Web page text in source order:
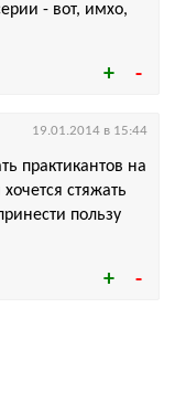
- вот, имхо,
практикантов на
стяжать
пользу
19.01.2014 в 15:44